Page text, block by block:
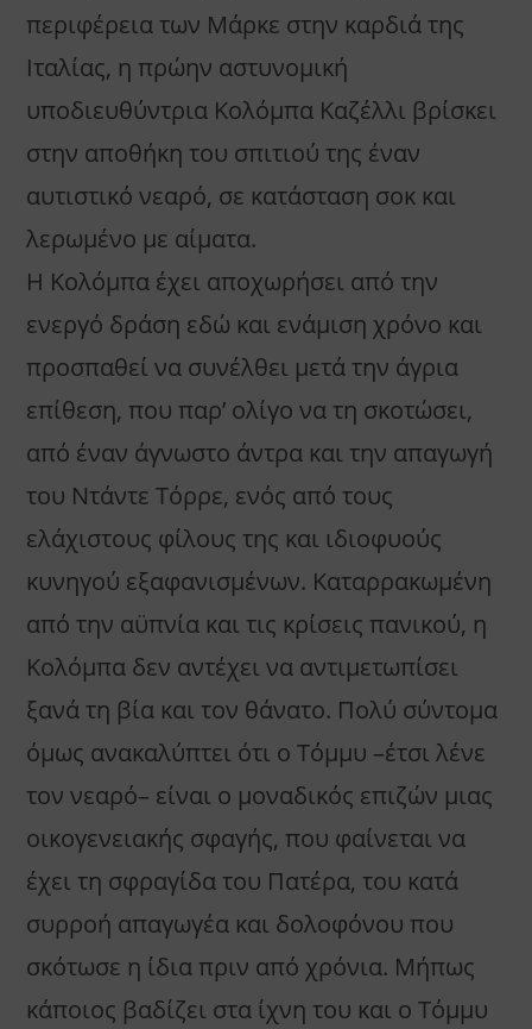
περιφέρεια των Μάρκε στην καρδιά της
Ιταλίας, η πρώην αστυνομική
υποδιευθύντρια Κολόμπα Καζέλλι βρίσκει
στην αποθήκη του σπιτιού της έναν
αυτιστικό νεαρό, σε κατάσταση σοκ και
λερωμένο με αίματα.
Η Κολόμπα έχει αποχωρήσει από την
ενεργό δράση εδώ και ενάμιση χρόνο και
προσπαθεί να συνέλθει μετά την άγρια
επίθεση, που παρ’ ολίγο να τη σκοτώσει,
από έναν άγνωστο άντρα και την απαγωγή
του Ντάντε Τόρρε, ενός από τους
ελάχιστους φίλους της και ιδιοφυούς
κυνηγού εξαφανισμένων. Καταρρακωμένη
από την αϋπνία και τις κρίσεις πανικού, η
Κολόμπα δεν αντέχει να αντιμετωπίσει
ξανά τη βία και τον θάνατο. Πολύ σύντομα
όμως ανακαλύπτει ότι ο Τόμμυ –έτσι λένε
τον νεαρό– είναι ο μοναδικός επιζών μιας
οικογενειακής σφαγής, που φαίνεται να
έχει τη σφραγίδα του Πατέρα, του κατά
συρροή απαγωγέα και δολοφόνου που
σκότωσε η ίδια πριν από χρόνια. Μήπως
κάποιος βαδίζει στα ίχνη του και ο Τόμμυ